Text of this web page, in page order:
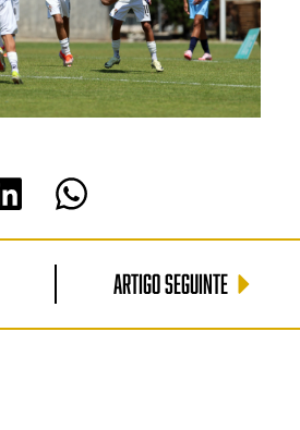
ARTIGO SEGUINTE